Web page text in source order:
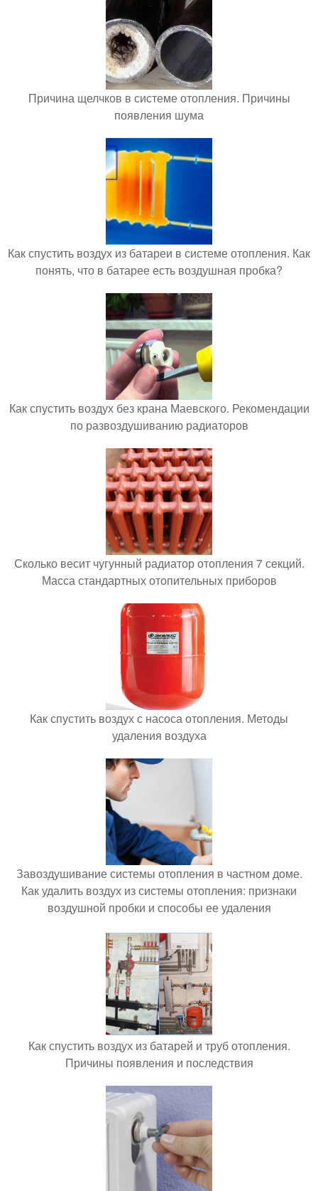
Причина щелчков в системе отопления. Причины
появления шума
Как спустить воздух из батареи в системе отопления. Как
понять, что в батарее есть воздушная пробка?
Как спустить воздух без крана Маевского. Рекомендации
по развоздушиванию радиаторов
Сколько весит чугунный радиатор отопления 7 секций.
Масса стандартных отопительных приборов
Как спустить воздух с насоса отопления. Методы
удаления воздуха
Завоздушивание системы отопления в частном доме.
Как удалить воздух из системы отопления: признаки
воздушной пробки и способы ее удаления
Как спустить воздух из батарей и труб отопления.
Причины появления и последствия